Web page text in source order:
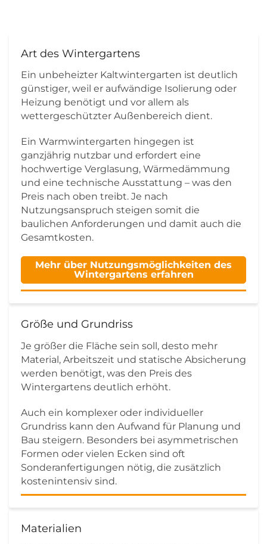
Art des Wintergartens
Ein unbeheizter Kaltwintergarten ist deutlich
günstiger, weil er aufwändige Isolierung oder
Heizung benötigt und vor allem als
wettergeschützter Außenbereich dient.
Ein Warmwintergarten hingegen ist
ganzjährig nutzbar und erfordert eine
hochwertige Verglasung, Wärmedämmung
und eine technische Ausstattung – was den
Preis nach oben treibt. Je nach
Nutzungsanspruch steigen somit die
baulichen Anforderungen und damit auch die
Gesamtkosten.
Mehr über Nutzungsmöglichkeiten des
Wintergartens erfahren
Größe und Grundriss
Je größer die Fläche sein soll, desto mehr
Material, Arbeitszeit und statische Absicherung
werden benötigt, was den Preis des
Wintergartens deutlich erhöht.
Auch ein komplexer oder individueller
Grundriss kann den Aufwand für Planung und
Bau steigern. Besonders bei asymmetrischen
Formen oder vielen Ecken sind oft
Sonderanfertigungen nötig, die zusätzlich
kostenintensiv sind.
Materialien